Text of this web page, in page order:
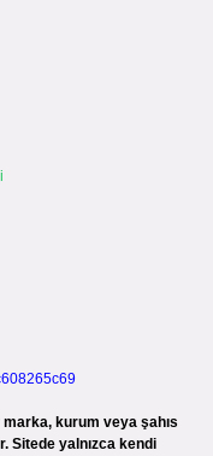
kurum veya şahıs
Sitede yalnızca kendi